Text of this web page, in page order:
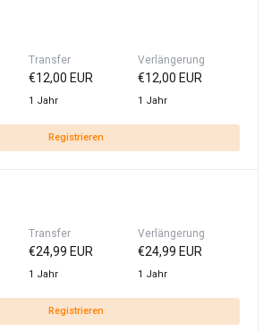
Transfer
€12,00 EUR
1 Jahr
Verlängerung
€12,00 EUR
1 Jahr
Registrieren
Transfer
€24,99 EUR
1 Jahr
Verlängerung
€24,99 EUR
1 Jahr
Registrieren